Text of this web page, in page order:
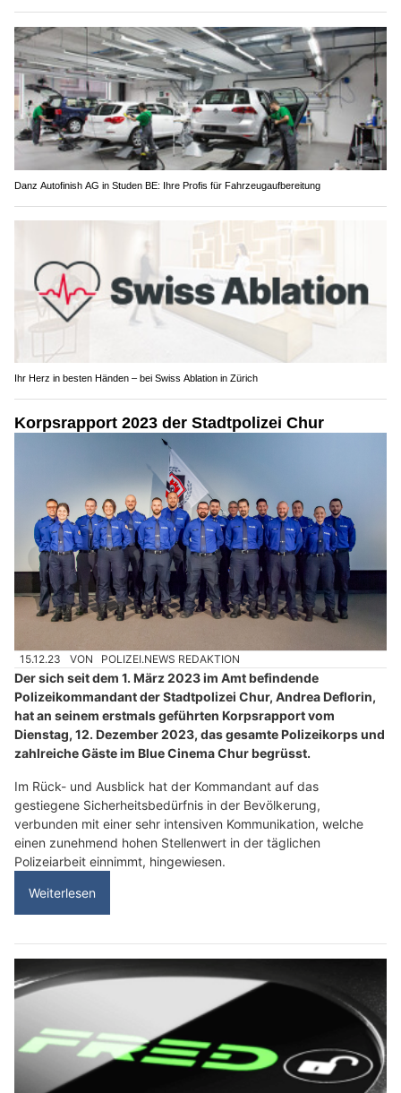
Danz Autofinish AG in Studen BE: Ihre Profis für Fahrzeugaufbereitung
Ihr Herz in besten Händen – bei Swiss Ablation in Zürich
Korpsrapport 2023 der Stadtpolizei Chur
15.12.23 VON POLIZEI.NEWS REDAKTION
Der sich seit dem 1. März 2023 im Amt befindende
Polizeikommandant der Stadtpolizei Chur, Andrea Deflorin,
hat an seinem erstmals geführten Korpsrapport vom
Dienstag, 12. Dezember 2023, das gesamte Polizeikorps und
zahlreiche Gäste im Blue Cinema Chur begrüsst.
Im Rück- und Ausblick hat der Kommandant auf das
gestiegene Sicherheitsbedürfnis in der Bevölkerung,
verbunden mit einer sehr intensiven Kommunikation, welche
einen zunehmend hohen Stellenwert in der täglichen
Polizeiarbeit einnimmt, hingewiesen.
Weiterlesen